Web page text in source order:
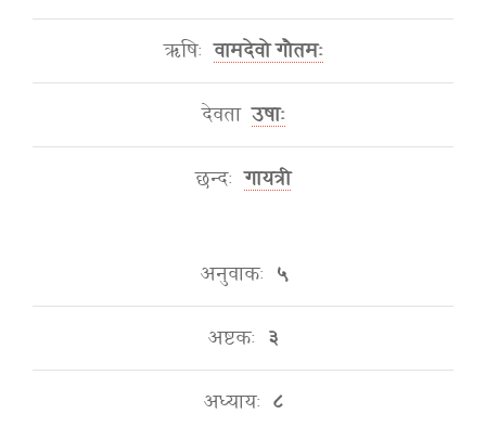
ऋषिः वामदेवो गौतमः
देवता उषाः
छन्दः गायत्री
अनुवाकः ५
अष्टकः ३
अध्यायः ८